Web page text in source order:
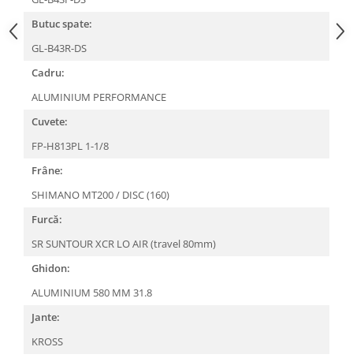
Arcuri
Groupset
Butuc spate:
GL-B43R-DS
Cadru:
ALUMINIUM PERFORMANCE
Cuvete:
FP-H813PL 1-1/8
Frâne:
SHIMANO MT200 / DISC (160)
Furcă:
SR SUNTOUR XCR LO AIR (travel 80mm)
Ghidon:
ALUMINIUM 580 MM 31.8
Jante:
KROSS